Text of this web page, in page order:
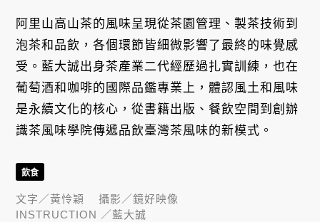
阿里山高山茶的風味呈現從茶園管理、製茶技術到
泡茶和品飲，各個環節皆細微影響了最終的味覺感
受。藍大誠出身茶產業二代經歷過扎實訓練，也在
葡萄酒和咖啡的國際品鑑專業上，體認風土和風味
是永續文化的核心，從書籍出版、餐飲空間到創辦
識茶風味學院傳遞品飲臺灣茶風味的新模式。
飲食
文字／黃怜穎 攝影／鏡好映像
INSTRUCTION ／藍大誠